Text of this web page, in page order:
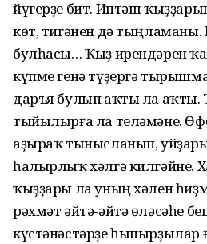
йүгерҙе бит. Иптәш
көт, тигәнен дә тыңламаны.
булһасы… Ҡыҙ ирендәрен
күпме генә түҙергә
даръя булып аҡты ла аҡты.
тыйылырға ла теләмәне.
аҙыраҡ тынысланып,
һалырлыҡ хәлгә килгәйне.
ҡыҙҙары ла уның хәлен
рәхмәт әйтә-әйтә өләсәһе
күстәнәстәрҙе һыпырҙылар